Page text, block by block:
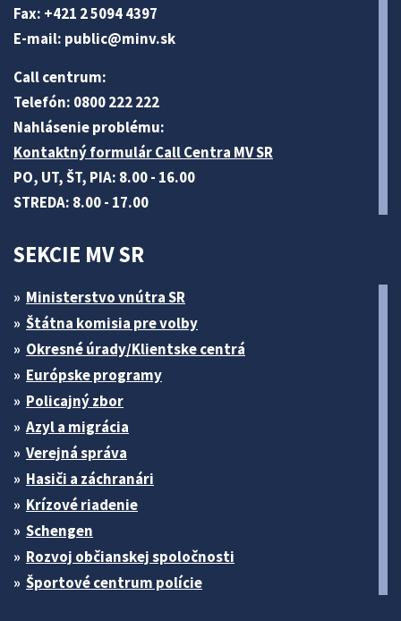
Fax: +421 2 5094 4397
E-mail: public@minv.sk
Call centrum:
Telefón: 0800 222 222
Nahlásenie problému:
Kontaktný formulár Call Centra MV SR
PO, UT, ŠT, PIA: 8.00 - 16.00
STREDA: 8.00 - 17.00
SEKCIE MV SR
Ministerstvo vnútra SR
Štátna komisia pre volby
Okresné úrady/Klientske centrá
Európske programy
Policajný zbor
Azyl a migrácia
Verejná správa
Hasiči a záchranári
Krízové riadenie
Schengen
Rozvoj občianskej spoločnosti
Športové centrum polície